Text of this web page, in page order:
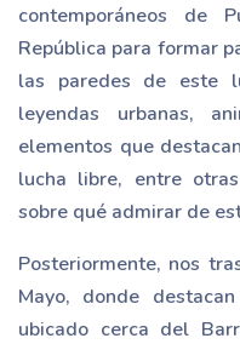
contemporáneos
República para formar
las paredes de este
leyendas urbanas,
elementos que
lucha libre, entre
sobre qué admirar de
Posteriormente, nos
Mayo, donde
ubicado cerca del